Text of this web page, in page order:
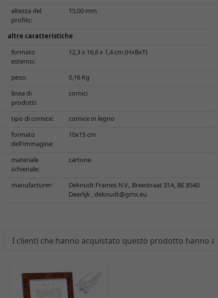
altezza del
profilo:
15,00 mm
altre caratteristiche
formato
esterno:
12,3 x 16,6 x 1,4 cm (HxBxT)
peso:
0,16 Kg
linea di
prodotti:
cornici
tipo di cornice:
cornice in legno
formato
dell'immagine:
10x15 cm
materiale
schienale:
cartone
manufacturer:
Deknudt Frames N.V., Breestraat 31A, BE 8540
Deerlijk , deknudt@gmx.eu
I clienti che hanno acquistato questo prodotto hanno